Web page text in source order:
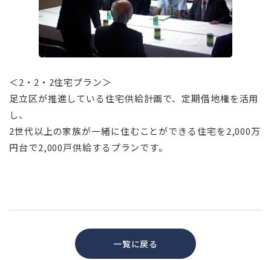
＜2・2・2住宅プラン＞
足立区が推進している住宅供給計画で、定期借地権を活用
し、
2世代以上の家族が一緒に住むことができる住宅を2,000万
円台で2,000戸供給するプランです。
一覧に戻る